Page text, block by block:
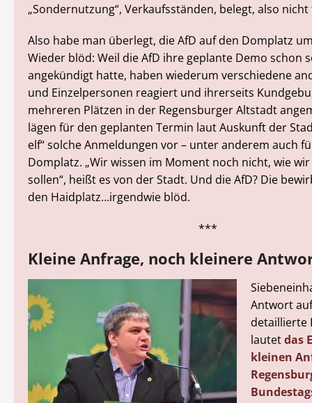
„Sondernutzung“, Verkaufsständen, belegt, also nicht
Also habe man überlegt, die AfD auf den Domplatz
Wieder blöd: Weil die AfD ihre geplante Demo schon
angekündigt hatte, haben wiederum verschiedene
und Einzelpersonen reagiert und ihrerseits
mehreren Plätzen in der Regensburger Altstadt
lägen für den geplanten Termin laut Auskunft der
elf“ solche Anmeldungen vor – unter anderem auch
Domplatz. „Wir wissen im Moment noch nicht, wie
sollen“, heißt es von der Stadt. Und die AfD? Die
den Haidplatz…irgendwie blöd.
***
Kleine Anfrage, noch kleinere
Antwort
detaillierte
lautetdas
kleinen